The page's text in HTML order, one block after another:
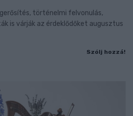
történelmi felvonulás,
is várják az érdeklődőket augusztus
Szólj hozzá!